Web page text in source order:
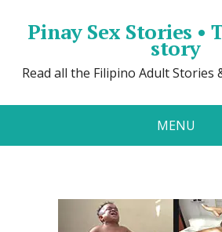
Pinay Sex Stories •
story
Read all the Filipino Adult Stories
MENU